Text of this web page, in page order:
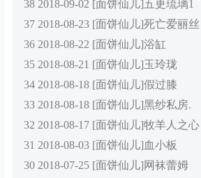
38 2018-09-02 [面饼仙儿]五更琉璃1
37 2018-08-23 [面饼仙儿]死亡爱丽丝
36 2018-08-22 [面饼仙儿]浴缸
35 2018-08-21 [面饼仙儿]玉玲珑
34 2018-08-18 [面饼仙儿]假过膝
33 2018-08-18 [面饼仙儿]黑纱私房.
32 2018-08-17 [面饼仙儿]牧羊人之心
31 2018-08-03 [面饼仙儿]血小板
30 2018-07-25 [面饼仙儿]网袜蕾姆